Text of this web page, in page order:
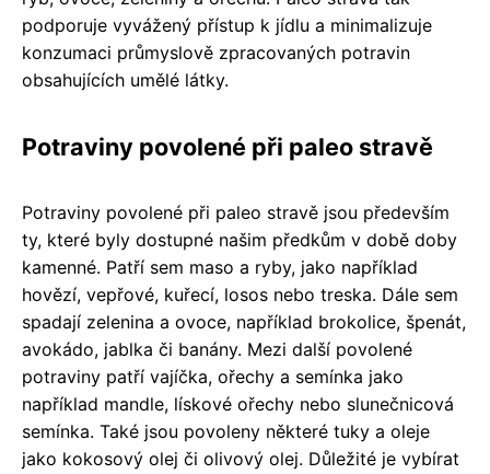
podporuje vyvážený přístup k jídlu a minimalizuje
konzumaci průmyslově zpracovaných potravin
obsahujících umělé látky.
Potraviny povolené při paleo stravě
Potraviny povolené při paleo stravě jsou především
ty, které byly dostupné našim předkům v době doby
kamenné. Patří sem maso a ryby, jako například
hovězí, vepřové, kuřecí, losos nebo treska. Dále sem
spadají zelenina a ovoce, například brokolice, špenát,
avokádo, jablka či banány. Mezi další povolené
potraviny patří vajíčka, ořechy a semínka jako
například mandle, lískové ořechy nebo slunečnicová
semínka. Také jsou povoleny některé tuky a oleje
jako kokosový olej či olivový olej. Důležité je vybírat